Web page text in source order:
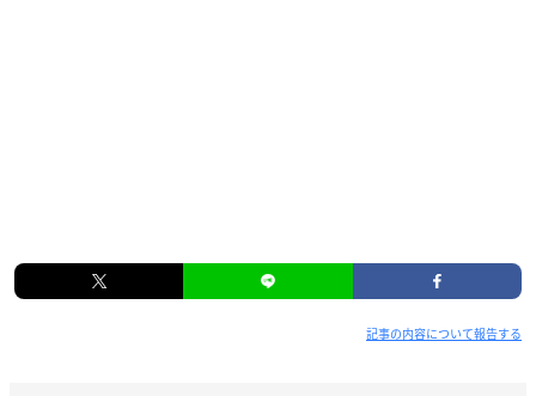
記事の内容について報告する